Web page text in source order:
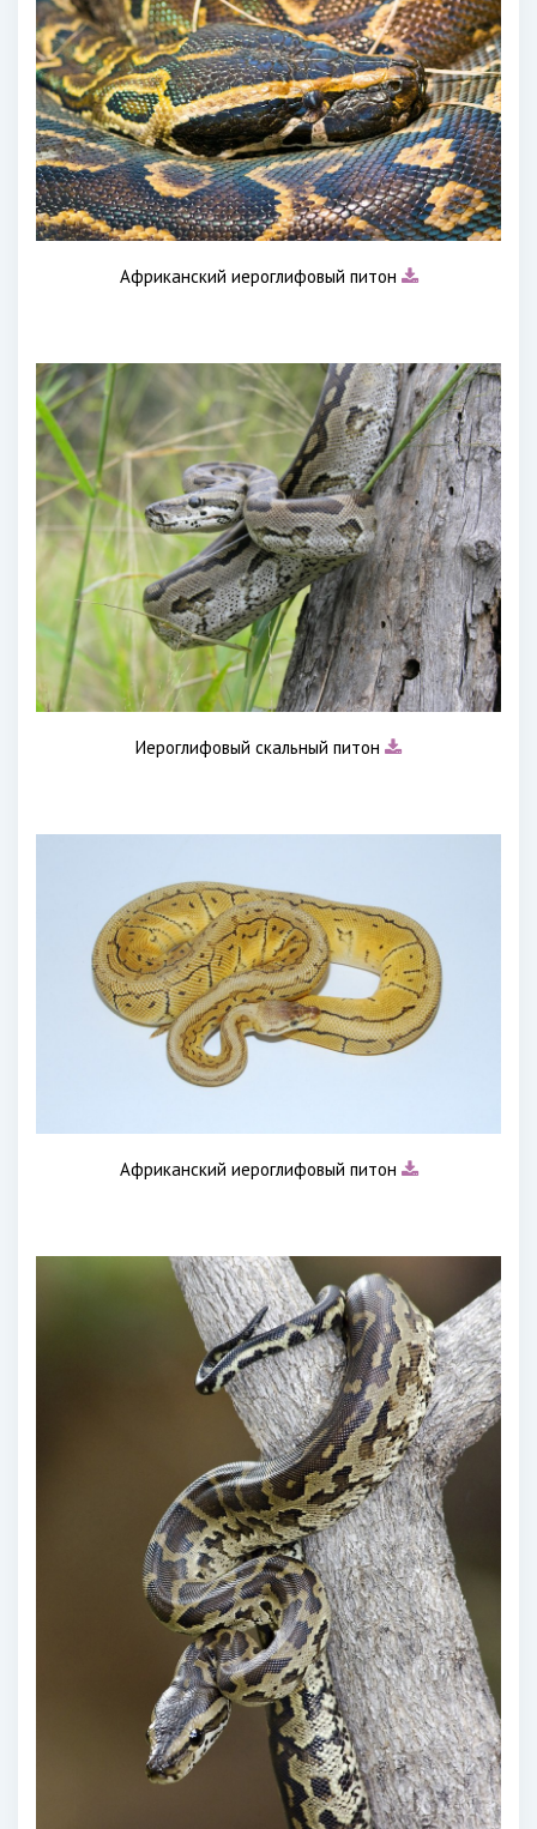
Африканский иероглифовый питон
Иероглифовый скальный питон
Африканский иероглифовый питон